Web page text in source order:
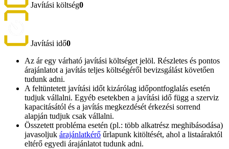
Javítási költség0
Javítási idő0
Az ár egy várható javítási költséget jelöl. Részletes és pontos
árajánlatot a javítás teljes költségéről bevizsgálást követően
tudunk adni.
A feltüntetett javítási időt kizárólag időpontfoglalás esetén
tudjuk vállalni. Egyéb esetekben a javítási idő függ a szerviz
kapacitásától és a javítás megkezdését érkezési sorrend
alapján tudjuk csak vállalni.
Összetett probléma esetén (pl.: több alkatrész meghibásodása)
javasoljuk árajánlatkérő űrlapunk kitöltését, ahol a listaáraktól
eltérő egyedi árajánlatot tudunk adni.